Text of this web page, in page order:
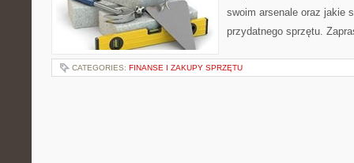
swoim arsenale oraz jakie
przydatnego sprzętu.
CATEGORIES: FINANSE I ZAKUPY SPRZĘTU